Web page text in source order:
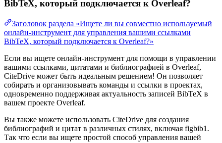
BibTeX, который подключается к Overleaf?
Заголовок раздела «Ищете ли вы совместно используемый
онлайн-инструмент для управления вашими ссылками
BibTeX, который подключается к Overleaf?»
Если вы ищете онлайн-инструмент для помощи в управлении
вашими ссылками, цитатами и библиографией в Overleaf,
CiteDrive может быть идеальным решением! Он позволяет
собирать и организовывать команды и ссылки в проектах,
одновременно поддерживая актуальность записей BibTeX в
вашем проекте Overleaf.
Вы также можете использовать CiteDrive для создания
библиографий и цитат в различных стилях, включая figbib1.
Так что если вы ищете простой способ управления вашей